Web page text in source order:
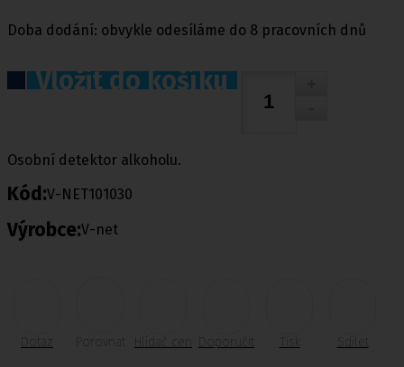
Doba dodání: obvykle odesíláme do 8 pracovních dnů
Vložit do košíku
Osobní detektor alkoholu.
Kód:V-NET101030
Výrobce:V-net
Dotaz Porovnat Doporučit Tisk Sdílet